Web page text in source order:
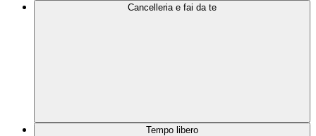
Cancelleria e fai da te
Tempo libero